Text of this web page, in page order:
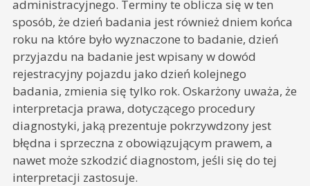
administracyjnego. Terminy te oblicza się w ten
sposób, że dzień badania jest również dniem końca
roku na które było wyznaczone to badanie, dzień
przyjazdu na badanie jest wpisany w dowód
rejestracyjny pojazdu jako dzień kolejnego
badania, zmienia się tylko rok. Oskarżony uważa, że
interpretacja prawa, dotyczącego procedury
diagnostyki, jaką prezentuje pokrzywdzony jest
błędna i sprzeczna z obowiązującym prawem, a
nawet może szkodzić diagnostom, jeśli się do tej
interpretacji zastosuje.